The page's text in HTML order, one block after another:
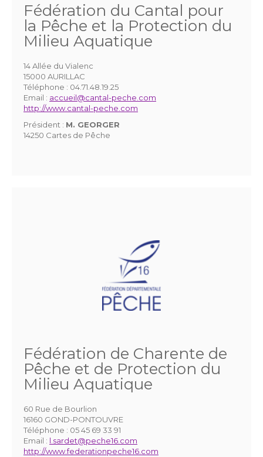
Fédération du Cantal pour
la Pêche et la Protection du
Milieu Aquatique
14 Allée du Vialenc
15000 AURILLAC
Téléphone : 04.71.48.19.25
Email : accueil@cantal-peche.com
http://www.cantal-peche.com
Président : M. GEORGER
14250 Cartes de Pêche
Fédération de Charente de
Pêche et de Protection du
Milieu Aquatique
60 Rue de Bourlion
16160 GOND-PONTOUVRE
Téléphone : 05 45 69 33 91
Email : l.sardet@peche16.com
http://www.federationpeche16.com